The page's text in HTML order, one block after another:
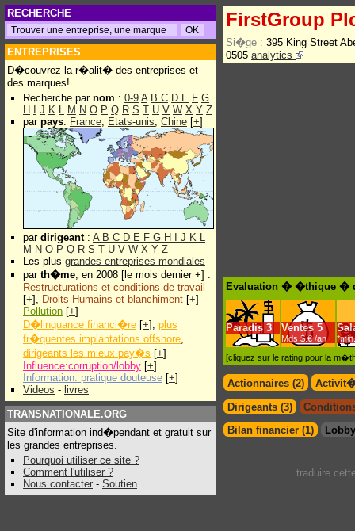
RECHERCHE
ENTREPRISES
D�couvrez la r�alit� des entreprises et
des marques!
Recherche par nom : 0-9 A B C D E F G
H
J K L M N O P Q R S T U V W X Y Z
par pays: France, Etats-unis, Chine [+]
par dirigeant: A B C D E F G H J K L
M N O P Q R S T U V W X Y Z
Les plus grandes entreprises mondiales
par th�me, en 2008 [le mois dernier +] :
Restructurations et conditions de travail
[+], Droits Humains et blanchiment [+]
Pollution [+]
D�linquance financi�re [+], plus
fr�quentes implantations offshore,
dirigeants les mieux pay�s [+]
Influence:corruption/lobby [+]
Information: pratique douteuse [+]
Videos - livres
TRANSNATIONALE.ORG
Site d'information ind�pendant et gratuit sur
les grandes entreprises.
Pourquoi utiliser ce site ?
Comment l'utiliser ?
Nous contacter - Soutien
FirstGroup
Si�ge : 395 King Street
0505 analytics
Evaluation � �thique �
Paradis 3 Ventes 5
Mds $.€ /an
*min.
[cliquez sur le rating pour la
Actionnaires (2)
Dirigeants (3)
Bilan financier (1)
traduire